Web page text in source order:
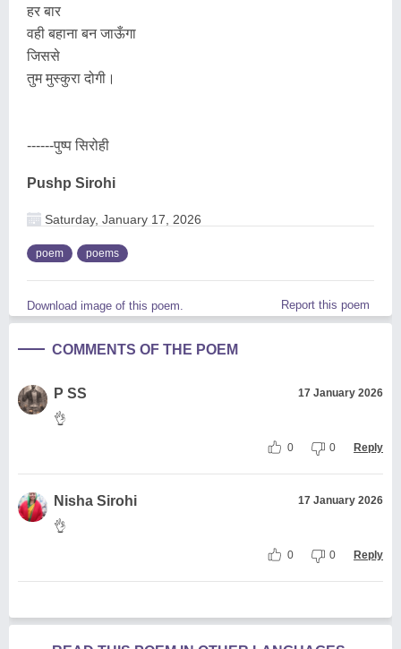
हर बार
वही बहाना बन जाऊँगा
जिससे
तुम मुस्कुरा दोगी।
------पुष्प सिरोही
Pushp Sirohi
Saturday, January 17, 2026
poem poems
Download image of this poem. Report this poem
COMMENTS OF THE POEM
P SS 17 January 2026
👌
0 0 Reply
Nisha Sirohi 17 January 2026
👌
0 0 Reply